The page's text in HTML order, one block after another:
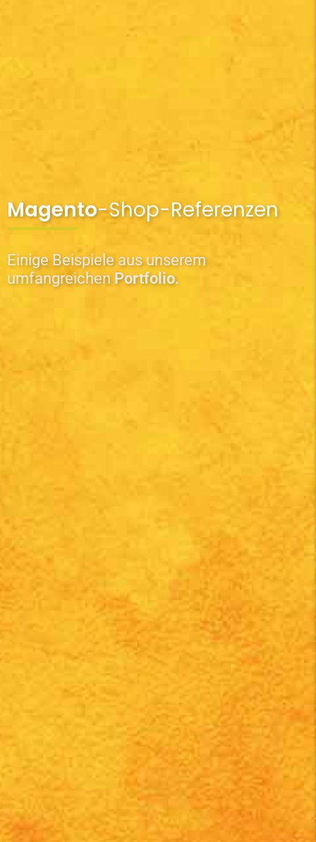
Magento-Shop-Referenzen
Einige Beispiele aus unserem
umfangreichen Portfolio.